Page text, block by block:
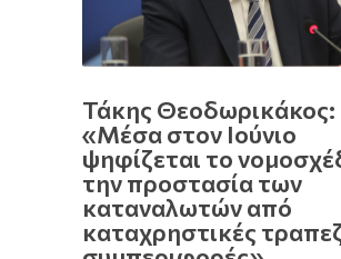
Τάκης Θεοδωρικάκος:
«Μέσα στον Ιούνιο
ψηφίζεται το
την προστασία των
καταναλωτών από
καταχρηστικές